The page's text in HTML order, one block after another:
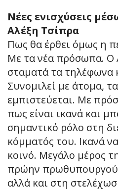
Νέες ενισχύσεις
Αλέξη Τσίπρα
Πως θα έρθει όμως η
Με τα νέα πρόσωπα. Ο
σταματά τα τηλέφωνα
Συνομιλεί με άτομα,
εμπιστεύεται. Με
πως είναι ικανά και
σημαντικό ρόλο στη
κόμματός του. Ικανά
κοινό. Μεγάλο μέρος
πρώην πρωθυπουργού
αλλά και στη